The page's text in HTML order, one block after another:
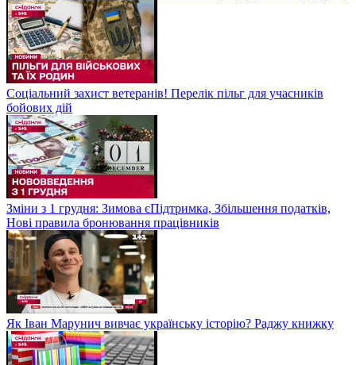
Соціальний захист ветеранів! Перелік пільг для учасників
бойових дій
Зміни з 1 грудня: Зимова єПідтримка, Збільшення податків,
Нові правила бронювання працівників
Як Іван Марунич вивчає українську історію? Раджу книжку